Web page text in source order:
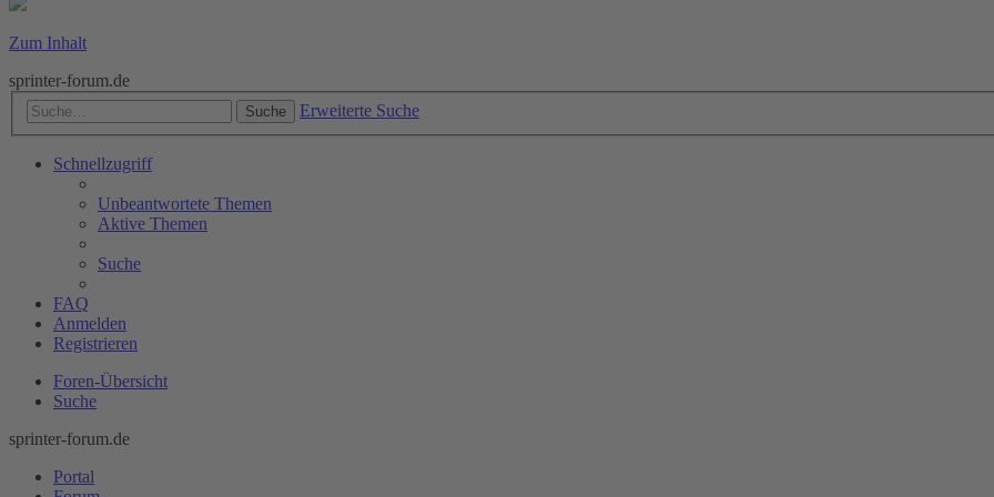
Zum Inhalt
sprinter-forum.de
Suche Erweiterte Suche
Schnellzugriff
Unbeantwortete Themen
Aktive Themen
Suche
FAQ
Anmelden
Registrieren
Foren-Übersicht
Suche
sprinter-forum.de
Portal